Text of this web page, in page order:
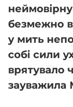
безмежно
у мить
собі сили
врятувало
зауважила